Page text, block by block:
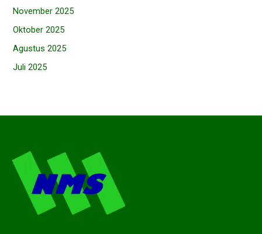
November 2025
Oktober 2025
Agustus 2025
Juli 2025